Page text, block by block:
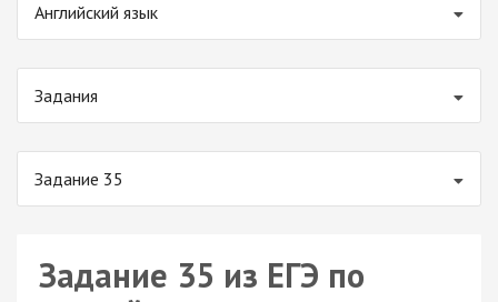
Английский язык
Задания
Задание 35
Задание 35 из ЕГЭ по